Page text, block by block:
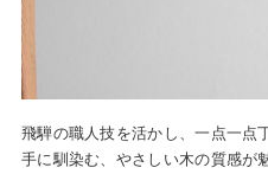
飛騨の職人技を活かし、一点一点
手に馴染む、やさしい木の質感